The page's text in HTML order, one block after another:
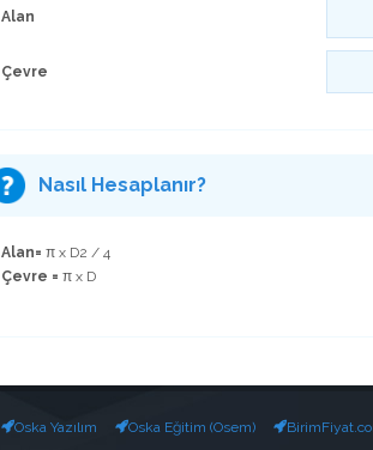
Alan
Çevre
Nasıl Hesaplanır?
Alan= π x D2 / 4
Çevre = π x D
Oska Yazılım Oska Eğitim (Osem)